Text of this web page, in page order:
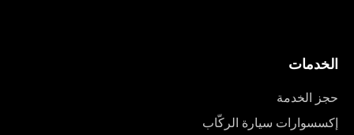
الخدمات
حجز الخدمة
إكسسوارات سيارة الركّاب